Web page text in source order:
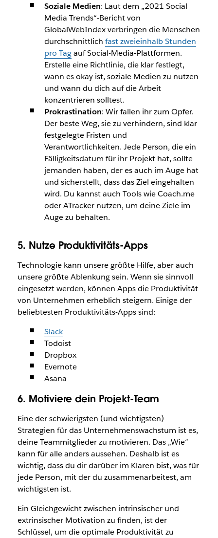
Soziale Medien: Laut dem „2021 Social
Media Trends“-Bericht von
GlobalWebIndex verbringen die Menschen
durchschnittlich fast zweieinhalb Stunden
pro Tagauf Social-Media-Plattformen.
Erstelle eine Richtlinie, die klar festlegt,
wann es okay ist, soziale Medien zu nutzen
und wann du dich auf die Arbeit
konzentrieren solltest.
Prokrastination: Wir fallen ihr zum Opfer.
Der beste Weg, sie zu verhindern, sind klar
festgelegte Fristen und
Verantwortlichkeiten. Jede Person, die ein
Fälligkeitsdatum für ihr Projekt hat, sollte
jemanden haben, der es auch im Auge hat
und sicherstellt, dass das Ziel eingehalten
wird. Du kannst auch Tools wie Coach.me
oder ATracker nutzen, um deine Ziele im
Auge zu behalten.
5. Nutze Produktivitäts-Apps
Technologie kann unsere größte Hilfe, aber auch
unsere größte Ablenkung sein. Wenn sie sinnvoll
eingesetzt werden, können Apps die Produktivität
von Unternehmen erheblich steigern. Einige der
beliebtesten Produktivitäts-Apps sind:
Slack
Todoist
Dropbox
Evernote
Asana
6. Motiviere dein Projekt-Team
Eine der schwierigsten (und wichtigsten)
Strategien für das Unternehmenswachstum ist es,
deine Teammitglieder zu motivieren. Das „Wie“
kann für alle anders aussehen. Deshalb ist es
wichtig, dass du dir darüber im Klaren bist, was für
jede Person, mit der du zusammenarbeitest, am
wichtigsten ist.
Ein Gleichgewicht zwischen intrinsischer und
extrinsischer Motivation zu finden, ist der
Schlüssel, um die optimale Produktivität zu